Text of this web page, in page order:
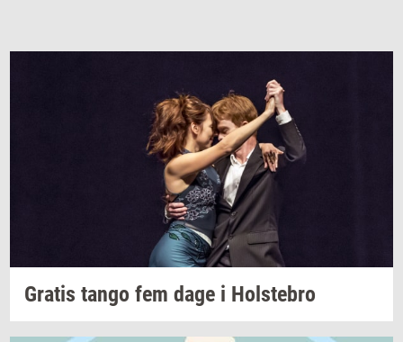
Gra­tis tango fem dage i Holste­bro